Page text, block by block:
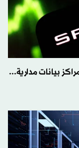
بيانات مدارية...